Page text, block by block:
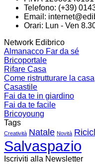
Telefono: (+39)
Email:
Orari: Lun - Ven
Network Edibrico
Almanacco Far da sé
Bricoportale
Rifare Casa
Come ristrutturare la casa
Casastile
Fai da te in giardino
Fai da te facile
Bricoyoung
Tags
Creatività Natale Novità
Salvaspazio
Iscriviti alla Newsletter